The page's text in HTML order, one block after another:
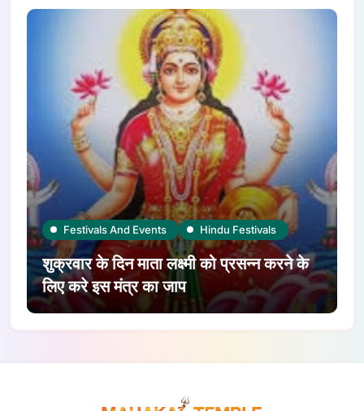
Festivals And Events Hindu Festivals
शुक्रवार के दिन माता लक्ष्मी को प्रसन्न करने के
लिए करे इस मंत्र का जाप